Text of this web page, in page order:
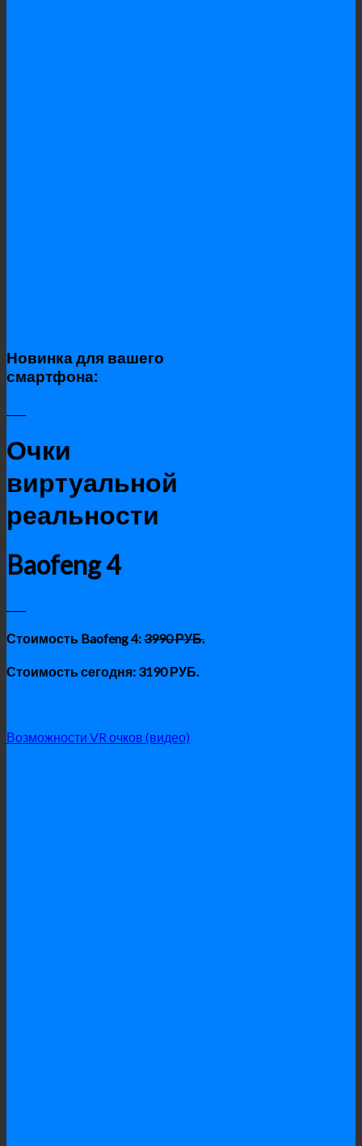
Новинка для вашего
смартфона:
Очки
виртуальной
реальности
Baofeng 4
Стоимость Baofeng 4:3990 РУБ.
Стоимость сегодня: 3190 РУБ.
Возможности VR очков (видео)